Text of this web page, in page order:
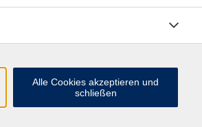
Alle Cookies akzeptieren und
schließen